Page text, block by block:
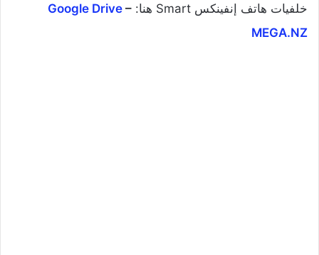
خلفيات هاتف إنفينكس Smart هنا: Google Drive –
MEGA.NZ